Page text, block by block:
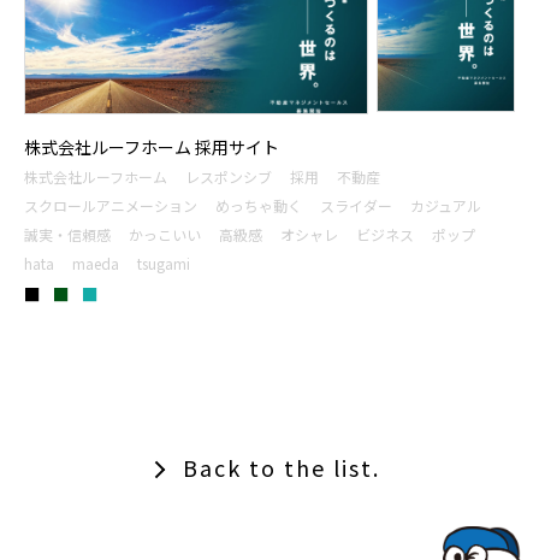
株式会社ルーフホーム 採用サイト
株式会社ルーフホーム レスポンシブ 採用
不動産
スクロールアニメーション
めっちゃ動く スライダー
カジュアル
誠実・信頼感
かっこいい 高級感 オシャレ ビジネス
ポップ
hata
maeda tsugami
■ ■ ■
Back to the list.